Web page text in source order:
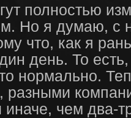
полностью
Но я думаю, с
что, как я
день. То
нормально.
разными
чем два-